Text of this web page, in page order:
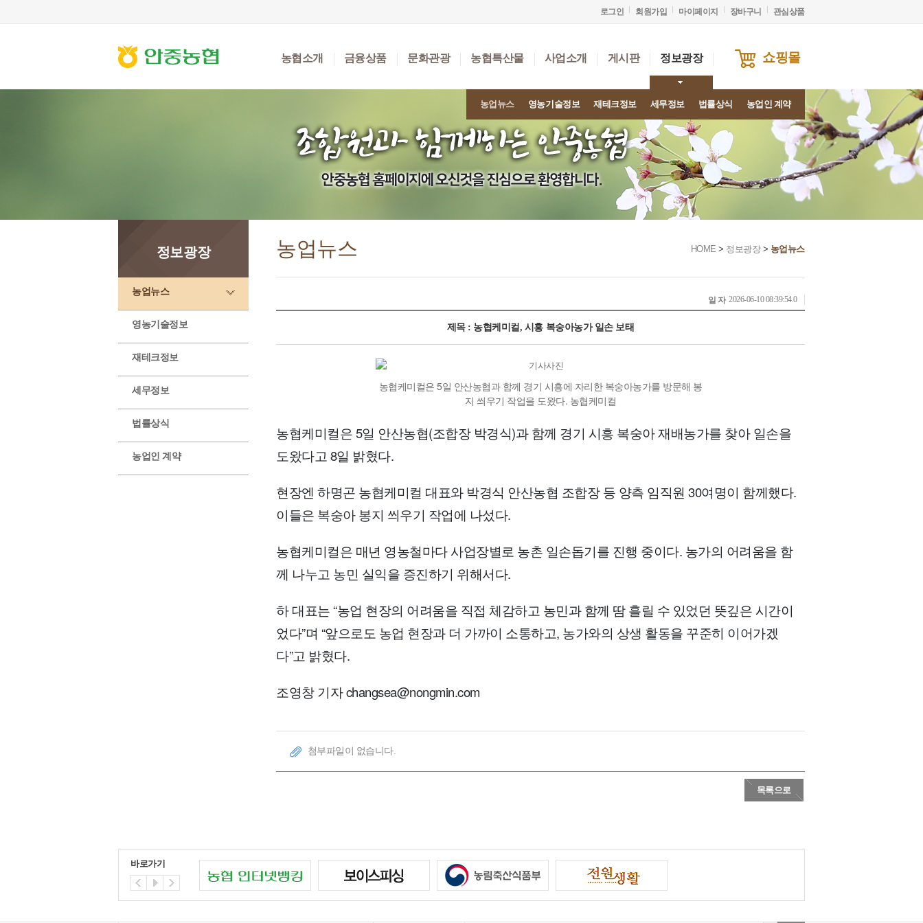
로그인 회원가입 마이페이지 장바구니 관심상품
농협소개 금융상품 문화관광 농협특산물 사업소개 게시판 정보광장
농업뉴스 영농기술정보 재테크정보 세무정보 법률상식 농업인 계약
쇼핑몰
정보광장
농업뉴스
영농기술정보
재테크정보
세무정보
법률상식
농업인 계약
HOME > 정보광장> 농업뉴스
농업뉴스
일 자 2026-06-10 08:39:54.0
제목 : 농협케미컬, 시흥 복숭아농가 일손 보태
농협케미컬은 5일 안산농협과 함께 경기 시흥에 자리한 복숭아농가를 방문해 봉
지 씌우기 작업을 도왔다. 농협케미컬
농협케미컬은 5일 안산농협(조합장 박경식)과 함께 경기 시흥 복숭아 재배농가를 찾아 일손을
도왔다고 8일 밝혔다.
현장엔 하명곤 농협케미컬 대표와 박경식 안산농협 조합장 등 양측 임직원 30여명이 함께했다.
이들은 복숭아 봉지 씌우기 작업에 나섰다.
농협케미컬은 매년 영농철마다 사업장별로 농촌 일손돕기를 진행 중이다. 농가의 어려움을 함
께 나누고 농민 실익을 증진하기 위해서다.
하 대표는 “농업 현장의 어려움을 직접 체감하고 농민과 함께 땀 흘릴 수 있었던 뜻깊은 시간이
었다”며 “앞으로도 농업 현장과 더 가까이 소통하고, 농가와의 상생 활동을 꾸준히 이어가겠
다”고 밝혔다.
조영창 기자 changsea@nongmin.com
첨부파일이 없습니다.
목록으로
바로가기